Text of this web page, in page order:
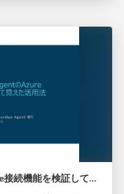
AWS DevOps AgentのAzure接続機能を検証して見えた活用法／Use Cases Verified for the AWS DevOps Agent's Azure Connectivity Feature